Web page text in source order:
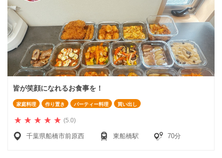
皆が笑顔になれるお食事を！
家庭料理 作り置き パーティー料理 買い出し
(5.0)
千葉県船橋市前原西 東船橋駅 70分